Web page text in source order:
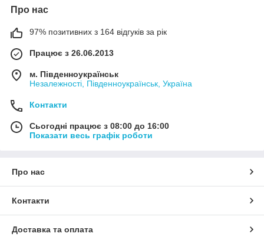
Про нас
97% позитивних з 164 відгуків за рік
Працює з 26.06.2013
м. Південноукраїнськ
Незалежності, Південноукраїнськ, Україна
Контакти
Сьогодні працює з 08:00 до 16:00
Показати весь графік роботи
Про нас
Контакти
Доставка та оплата